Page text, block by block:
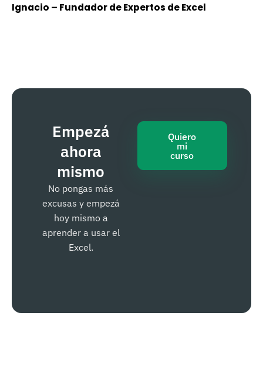
Ignacio – Fundador de Expertos de Excel
Empezá
ahora
mismo
No pongas más
excusas y empezá
hoy mismo a
aprender a usar el
Excel.
Quiero
mi
curso